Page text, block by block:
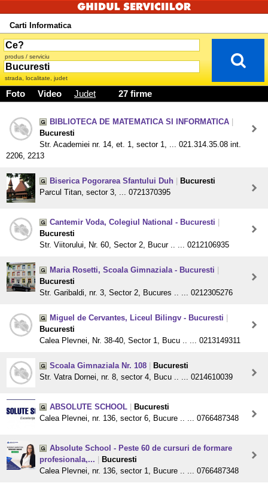
Carti Informatica
produs / serviciu
strada, localitate, judet
Foto Video Judet 27 firme
BIBLIOTECA DE MATEMATICA SI INFORMATICA
Bucuresti
Str. Academiei nr. 14, et. 1, sector 1, ... 021.314.35.08 int.
2206, 2213
Biserica Pogorarea Sfantului Duh
Bucuresti
Parcul Titan, sector 3, ... 0721370395
Cantemir Voda, Colegiul National - Bucuresti
Bucuresti
Str. Viitorului, Nr. 60, Sector 2, Bucur .. ... 0212106935
Maria Rosetti, Scoala Gimnaziala - Bucuresti
Bucuresti
Str. Garibaldi, nr. 3, Sector 2, Bucures .. ... 0212305276
Miguel de Cervantes, Liceul Bilingv - Bucuresti
Bucuresti
Calea Plevnei, Nr. 38-40, Sector 1, Bucu .. ... 0213149311
Scoala Gimnaziala Nr. 108
Bucuresti
Str. Vatra Dornei, nr. 8, sector 4, Bucu .. ... 0214610039
ABSOLUTE SCHOOL
Bucuresti
Calea Plevnei, nr. 136, sector 6, Bucure .. ... 0766487348
Absolute School - Peste 60 de cursuri de formare
profesionala,...
Bucuresti
Calea Plevnei, nr. 136, sector 1, Bucure .. ... 0766487348